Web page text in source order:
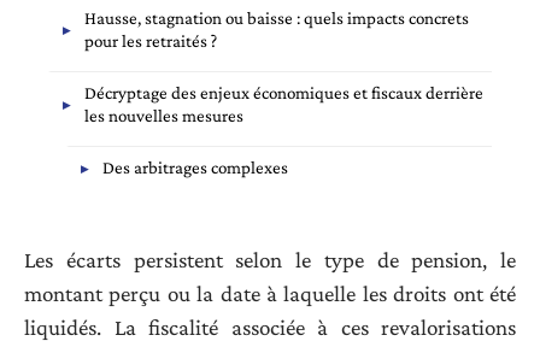
Hausse, stagnation ou baisse : quels impacts concrets
pour les retraités ?
Décryptage des enjeux économiques et fiscaux derrière
les nouvelles mesures
Des arbitrages complexes
Les écarts persistent selon le type de pension, le
montant perçu ou la date à laquelle les droits ont été
liquidés. La fiscalité associée à ces revalorisations